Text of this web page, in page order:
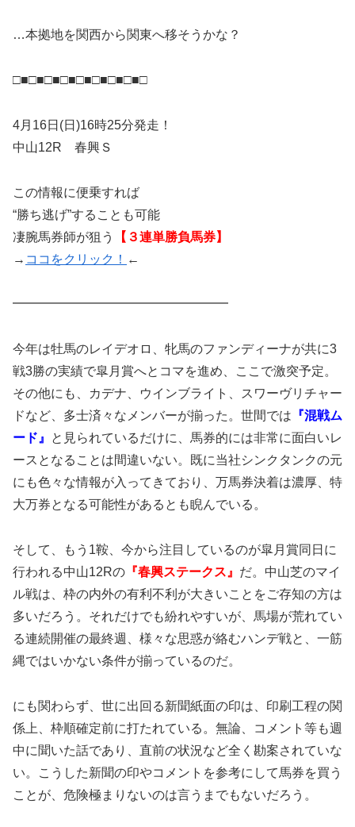
…本拠地を関西から関東へ移そうかな？
□■□■□■□■□■□■□■□■□
4月16日(日)16時25分発走！
中山12R 春興Ｓ
この情報に便乗すれば
“勝ち逃げ”することも可能
凄腕馬券師が狙う
【３連単勝負馬券】
→ ココをクリック！ ←
━━━━━━━━━━━━━━━━━
今年は牡馬のレイデオロ、牝馬のファンディーナが共に3
戦3勝の実績で皐月賞へとコマを進め、ここで激突予定。
その他にも、カデナ、ウインブライト、スワーヴリチャー
ドなど、多士済々なメンバーが揃った。世間では 『混戦ム
ード』
と見られているだけに、馬券的には非常に面白いレ
ースとなることは間違いない。既に当社シンクタンクの元
にも色々な情報が入ってきており、万馬券決着は濃厚、特
大万券となる可能性があるとも睨んでいる。
そして、もう1鞍、今から注目しているのが皐月賞同日に
行われる中山12Rの 『春興ステークス』 だ。中山芝のマイ
ル戦は、枠の内外の有利不利が大きいことをご存知の方は
多いだろう。それだけでも紛れやすいが、馬場が荒れてい
る連続開催の最終週、様々な思惑が絡むハンデ戦と、一筋
縄ではいかない条件が揃っているのだ。
にも関わらず、世に出回る新聞紙面の印は、印刷工程の関
係上、枠順確定前に打たれている。無論、コメント等も週
中に聞いた話であり、直前の状況など全く勘案されていな
い。こうした新聞の印やコメントを参考にして馬券を買う
ことが、危険極まりないのは言うまでもないだろう。